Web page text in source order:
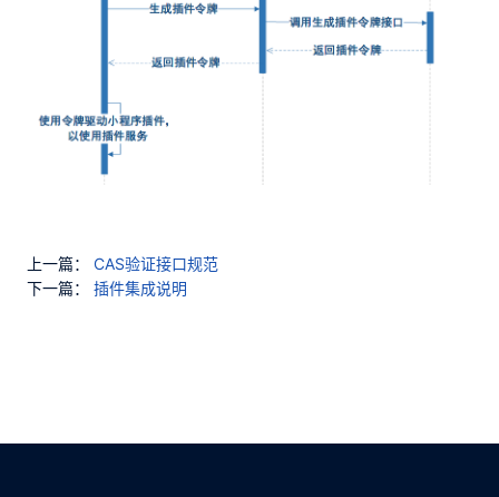
上一篇： CAS验证接口规范
下一篇： 插件集成说明